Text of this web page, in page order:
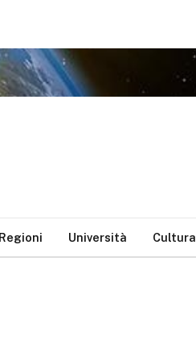
Regioni Università Cultura